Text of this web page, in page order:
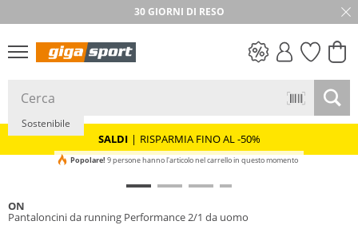
30 GIORNI DI RESO
SALDI
SALDI | RISPARMIA FINO AL -50%
Sostenibile
Popolare! 9 persone hanno l'articolo nel carrello in questo momento
ON
Pantaloncini da running Performance 2/1 da uomo